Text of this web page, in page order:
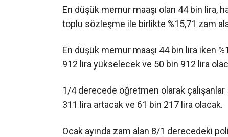
En düşük memur maaşı olan 44 bin lira,
toplu sözleşme ile birlikte %15,71 zam
En düşük memur maaşı 44 bin lira iken
912 lira yükselecek ve 50 bin 912 lira
1/4 derecede öğretmen olarak çalışanlar
311 lira artacak ve 61 bin 217 lira olacak.
Ocak ayında zam alan 8/1 derecedeki